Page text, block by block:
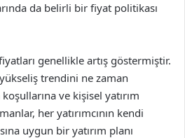
da belirli bir fiyat politikası
genellikle artış göstermiştir.
yükseliş trendini ne zaman
ve kişisel yatırım
her yatırımcının kendi
uygun bir yatırım planı